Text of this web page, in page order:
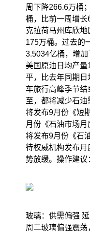
周下降266.6万桶
桶，比前一周增
克拉荷马州库欣
175万桶。过去的
3.5034亿桶，增加
美国原油日均产
平，比去年同期
车旅行高峰季节
至，都将减少石
将发布9月份《短
月份《石油市场
将发布9月份《石
待权威机构发布
势放缓。操作建议
玻璃：供需偏强
周二玻璃偏强震